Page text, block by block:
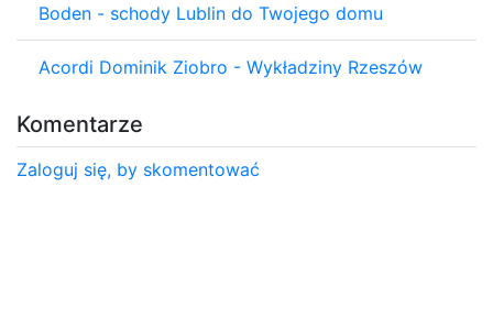
Boden - schody Lublin do Twojego domu
Acordi Dominik Ziobro - Wykładziny Rzeszów
Komentarze
Zaloguj się, by skomentować